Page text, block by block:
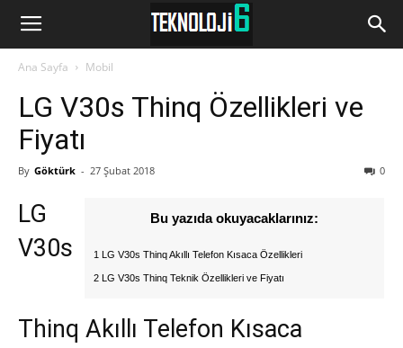
www.Teknoloji6.com
Ana Sayfa Mobil
LG V30s Thinq Özellikleri ve
Fiyatı
By Göktürk - 27 Şubat 2018 0
Bu yazıda okuyacaklarınız:
1 LG V30s Thinq Akıllı Telefon Kısaca Özellikleri
2 LG V30s Thinq Teknik Özellikleri ve Fiyatı
LG
V30s
Thinq Akıllı Telefon Kısaca